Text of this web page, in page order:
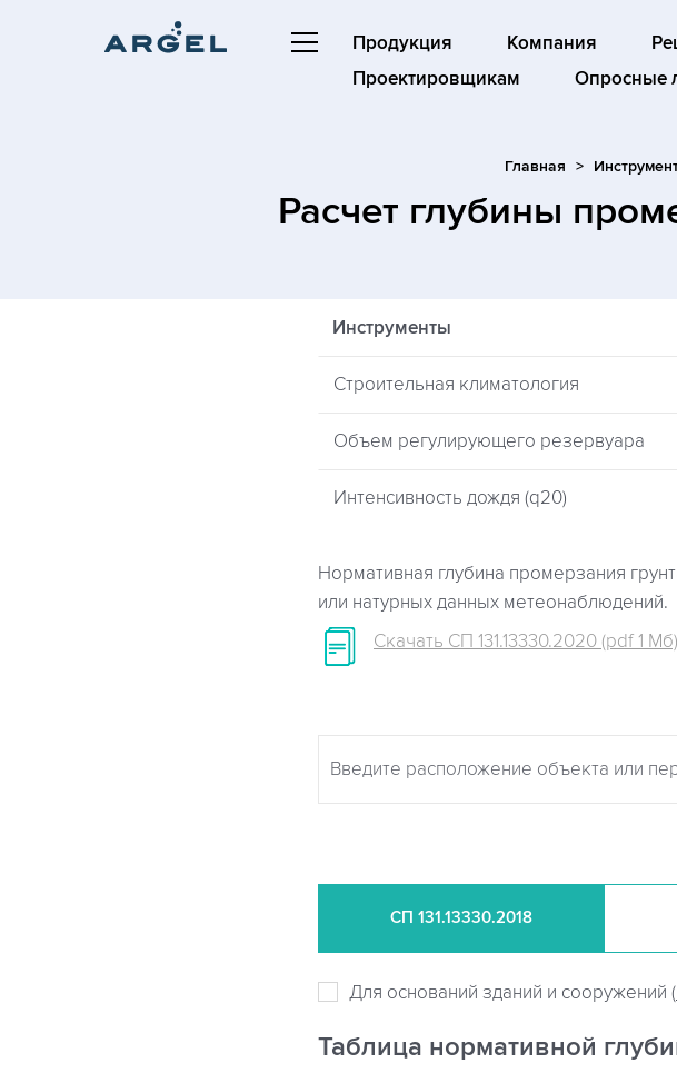
Продукция Компания
Проектировщикам
Опросные
Главная
Расчет глубины
Инструменты
Строительная климатология
Объем регулирующего резервуара
Интенсивность дождя (q20)
Нормативная глубина промерзания
или натурных данных метеонаблюдений.
Скачать СП 131.13330.2020 (pdf 1 Мб)
СП 131.13330.2018
Для оснований зданий и сооружений (
Таблица нормативной